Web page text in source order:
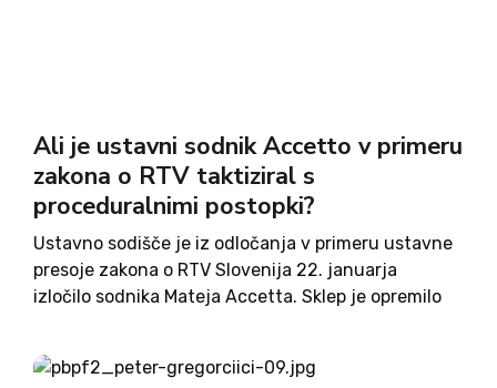
Ali je ustavni sodnik Accetto v primeru
zakona o RTV taktiziral s
proceduralnimi postopki?
Ustavno sodišče je iz odločanja v primeru ustavne
presoje zakona o RTV Slovenija 22. januarja
izločilo sodnika Mateja Accetta. Sklep je opremilo
praviloma izdati le zapisniški sklep, je v reviji
Pravna praksa opozoril...